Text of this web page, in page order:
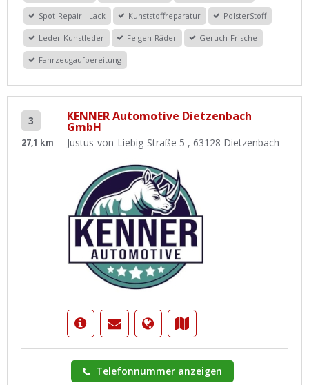
Spot-Repair - Lack Kunststoffreparatur PolsterStoff
Leder-Kunstleder Felgen-Räder Geruch-Frische
Fahrzeugaufbereitung
3
27,1 km
KENNER Automotive Dietzenbach
GmbH
Justus-von-Liebig-Straße 5 , 63128 Dietzenbach
Telefonnummer anzeigen